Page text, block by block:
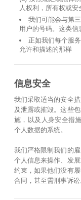
人权利，所有权或安
我们可能会与第
用户的号码。这类信
正如我们每个服
允许和描述的那样
信息安全
我们采取适当的安全
及泄露或摧毁。这些
施，以及人身安全措
个人数据的系统。
我们严格限制我们的
个人信息来操作、发
约束，如果他们没有
合同，甚至需刑事诉讼